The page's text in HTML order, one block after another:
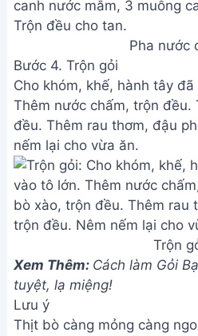
Pha nước
Bước 4. Trộn gỏi
Cho khóm, khế, hành tây
Thêm nước chấm, trộn đều.
đều. Thêm rau thơm, đậu
nếm lại cho vừa ăn.
Trộn
Xem Thêm: Cách làm Gỏi
tuyệt, lạ miệng!
Lưu ý
Thịt bò càng mỏng càng